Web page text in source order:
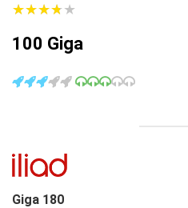
★★★★★
★★★★★
100 Giga
Giga 180